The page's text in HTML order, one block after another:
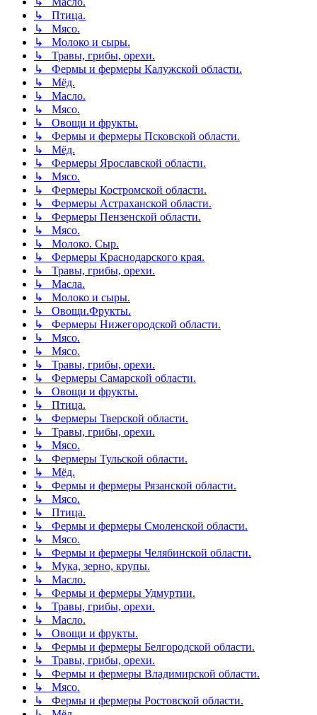
↳ Птица.
↳ Мясо.
↳ Молоко и сыры.
↳ Травы, грибы, орехи.
↳ Фермы и фермеры Калужской области.
↳ Мёд.
↳ Масло.
↳ Мясо.
↳ Овощи и фрукты.
↳ Фермы и фермеры Псковской области.
↳ Мёд.
↳ Фермеры Ярославской области.
↳ Мясо.
↳ Фермеры Костромской области.
↳ Фермеры Астраханской области.
↳ Фермеры Пензенской области.
↳ Мясо.
↳ Молоко. Сыр.
↳ Фермеры Краснодарского края.
↳ Травы, грибы, орехи.
↳ Масла.
↳ Молоко и сыры.
↳ Овощи.Фрукты.
↳ Фермеры Нижегородской области.
↳ Мясо.
↳ Мясо.
↳ Травы, грибы, орехи.
↳ Фермеры Самарской области.
↳ Овощи и фрукты.
↳ Птица.
↳ Фермеры Тверской области.
↳ Травы, грибы, орехи.
↳ Мясо.
↳ Фермеры Тульской области.
↳ Мёд.
↳ Фермы и фермеры Рязанской области.
↳ Мясо.
↳ Птица.
↳ Фермы и фермеры Смоленской области.
↳ Мясо.
↳ Фермы и фермеры Челябинской области.
↳ Мука, зерно, крупы.
↳ Масло.
↳ Фермы и фермеры Удмуртии.
↳ Травы, грибы, орехи.
↳ Масло.
↳ Овощи и фрукты.
↳ Фермы и фермеры Белгородской области.
↳ Травы, грибы, орехи.
↳ Фермы и фермеры Владимирской области.
↳ Мясо.
↳ Фермы и фермеры Ростовской области.